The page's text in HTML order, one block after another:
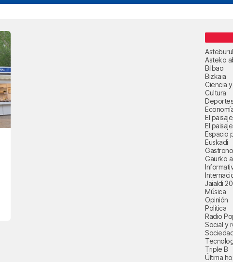
Asteko
Bilbao
Bizkaia
Ciencia
Cultura
Deportes
El
El
Espacio
Euskadi
Gaurko
Jaialdi
Música
Opinión
Política
Radio
Social y
Triple B
Última